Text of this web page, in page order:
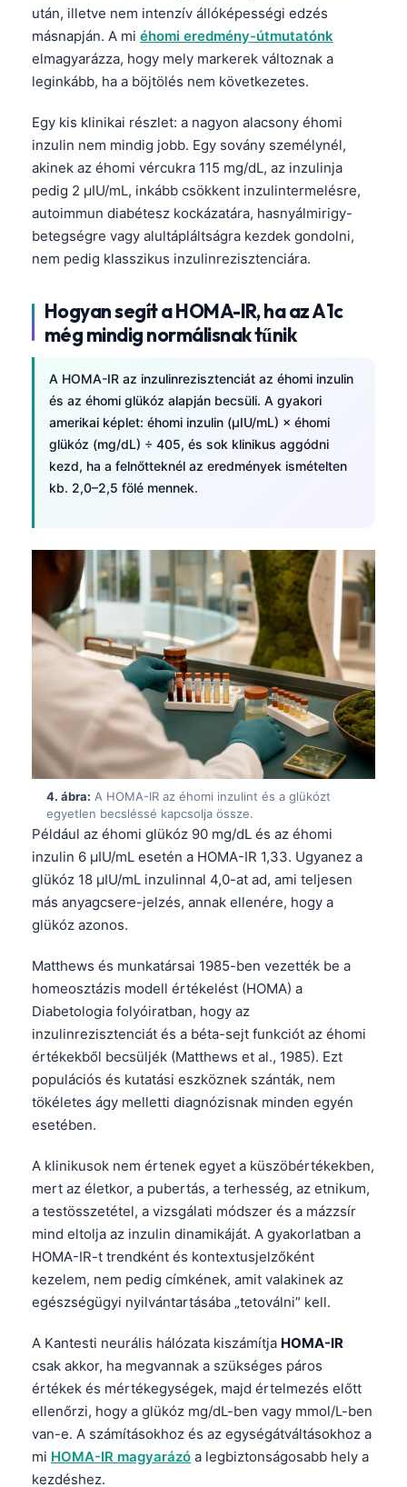
után, illetve nem intenzív állóképességi edzés
másnapján. A mi éhomi eredmény-útmutatónk
elmagyarázza, hogy mely markerek változnak a
leginkább, ha a böjtölés nem következetes.
Egy kis klinikai részlet: a nagyon alacsony éhomi
inzulin nem mindig jobb. Egy sovány személynél,
akinek az éhomi vércukra 115 mg/dL, az inzulinja
pedig 2 µIU/mL, inkább csökkent inzulintermelésre,
autoimmun diabétesz kockázatára, hasnyálmirigy-
betegségre vagy alultápláltságra kezdek gondolni,
nem pedig klasszikus inzulinrezisztenciára.
Hogyan segít a HOMA-IR, ha az A1c
még mindig normálisnak tűnik
A HOMA-IR az inzulinrezisztenciát az éhomi inzulin
és az éhomi glükóz alapján becsüli. A gyakori
amerikai képlet: éhomi inzulin (µIU/mL) × éhomi
glükóz (mg/dL) ÷ 405, és sok klinikus aggódni
kezd, ha a felnőtteknél az eredmények ismételten
kb. 2,0–2,5 fölé mennek.
4. ábra: A HOMA-IR az éhomi inzulint és a glükózt
egyetlen becsléssé kapcsolja össze.
Például az éhomi glükóz 90 mg/dL és az éhomi
inzulin 6 µIU/mL esetén a HOMA-IR 1,33. Ugyanez a
glükóz 18 µIU/mL inzulinnal 4,0-at ad, ami teljesen
más anyagcsere-jelzés, annak ellenére, hogy a
glükóz azonos.
Matthews és munkatársai 1985-ben vezették be a
homeosztázis modell értékelést (HOMA) a
Diabetologia folyóiratban, hogy az
inzulinrezisztenciát és a béta-sejt funkciót az éhomi
értékekből becsüljék (Matthews et al., 1985). Ezt
populációs és kutatási eszköznek szánták, nem
tökéletes ágy melletti diagnózisnak minden egyén
esetében.
A klinikusok nem értenek egyet a küszöbértékekben,
mert az életkor, a pubertás, a terhesség, az etnikum,
a testösszetétel, a vizsgálati módszer és a mázzsír
mind eltolja az inzulin dinamikáját. A gyakorlatban a
HOMA-IR-t trendként és kontextusjelzőként
kezelem, nem pedig címkének, amit valakinek az
egészségügyi nyilvántartásába „tetoválni” kell.
A Kantesti neurális hálózata kiszámítja HOMA-IR
csak akkor, ha megvannak a szükséges páros
értékek és mértékegységek, majd értelmezés előtt
ellenőrzi, hogy a glükóz mg/dL-ben vagy mmol/L-ben
van-e. A számításokhoz és az egységátváltásokhoz a
mi HOMA-IR magyarázó a legbiztonságosabb hely a
kezdéshez.